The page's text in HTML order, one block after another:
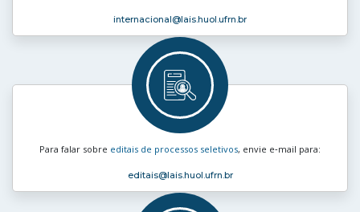
internacional@lais.huol.ufrn.br
Para falar sobre editais de processos seletivos, envie e‑mail para:
editais@lais.huol.ufrn.br